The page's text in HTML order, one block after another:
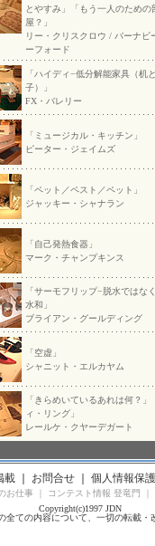
とやすみ」「もう一人のための
屋？」
リー・クリスクロウ / バーナビ
ーフォード
「ハイディ−低分解能家具（机
子）」
FX・バレリー
「ミュージカル・キッチン」
ピーター・ジェイムズ
「ペット／ペスト／ペット」
ジャッキー・シャナラン
「自己発熱食器」
マーク・チャンプキンス
「サーモフリップ−脱水ではな
水和」
ブライアン・グールディング
「空虚」
シャニット・エルカヤム
「きらめいているあれは何？」
ィ・リング」
レールケ・クヤーデガート
載｜ お問合せ｜ 個人情報保
お仕事｜ コンテスト情報 登竜門
Copyright(c)1997 JDN
全ての内容について、一切の転載・